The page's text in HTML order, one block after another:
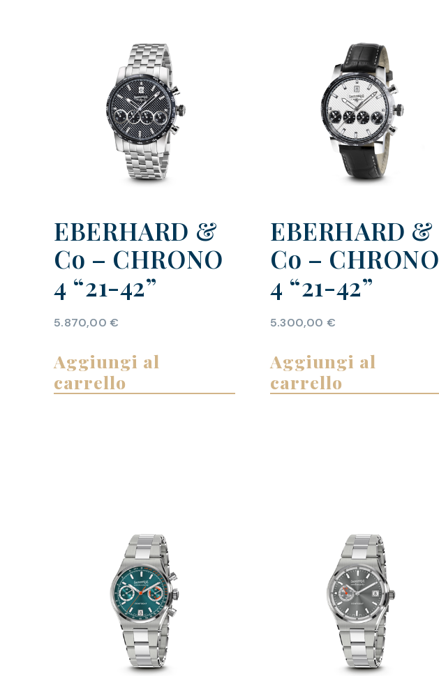
EBERHARD &
Co – CHRONO
4 “21-42”
5.870,00 €
Aggiungi al
carrello
EBERHARD &
Co – CHRONO
4 “21-42”
5.300,00 €
Aggiungi al
carrello